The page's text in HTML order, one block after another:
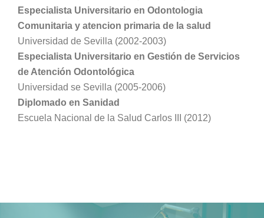
Especialista Universitario en Odontologia
Comunitaria y atencion primaria de la salud
Universidad de Sevilla (2002-2003)
Especialista Universitario en Gestión de Servicios
de Atención Odontológica
Universidad se Sevilla (2005-2006)
Diplomado en Sanidad
Escuela Nacional de la Salud Carlos III (2012)